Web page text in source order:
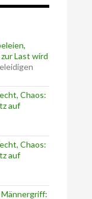
Last wird
Chaos:
auf
Chaos:
auf
Männergriff: